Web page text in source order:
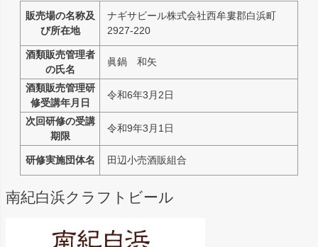
販売場の名称及
び所在地
ナギサビール株式会社西牟婁郡白浜町
2927-220
酒類販売管理者
の氏名
眞鍋 和矢
酒類販売管理研
修受講年月日
令和6年3月2日
次回研修の受講
期限
令和9年3月1日
研修実施団体名 田辺小売酒販組合
南紀白浜クラフトビール